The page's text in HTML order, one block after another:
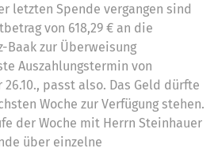
letzten Spende vergangen sind
von 618,29 € an die
Baak zur Überweisung
Auszahlungstermin von
passt also. Das Geld dürfte
Woche zur Verfügung stehen.
der Woche mit Herrn Steinhauer
über einzelne